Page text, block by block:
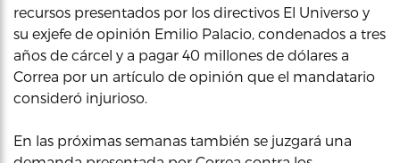
recursos presentados por los directivos El Universo y
su exjefe de opinión Emilio Palacio, condenados a tres
años de cárcel y a pagar 40 millones de dólares a
Correa por un artículo de opinión que el mandatario
consideró injurioso.
En las próximas semanas también se juzgará una